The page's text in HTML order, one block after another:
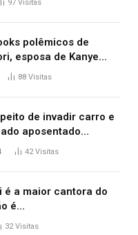
97 Visitas
polêmicos de
esposa de Kanye
nua no Grammy
88 Visitas
de invadir carro e
aposentado
no trânsito
42Visitas
é a maior cantora do
é…
32Visitas